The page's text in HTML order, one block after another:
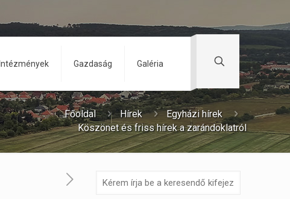
Intézmények Gazdaság Galéria
Főoldal Hírek
Egyházi hírek
Köszönet és friss hírek a zarándoklatról